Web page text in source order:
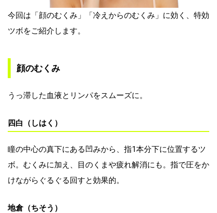
今回は「顔のむくみ」「冷えからのむくみ」に効く、特効
ツボをご紹介します。
顔のむくみ
うっ滞した血液とリンパをスムーズに。
四白（しはく）
瞳の中心の真下にある凹みから、指1本分下に位置するツ
ボ。むくみに加え、目のくまや疲れ解消にも。指で圧をか
けながらぐるぐる回すと効果的。
地倉（ちそう）